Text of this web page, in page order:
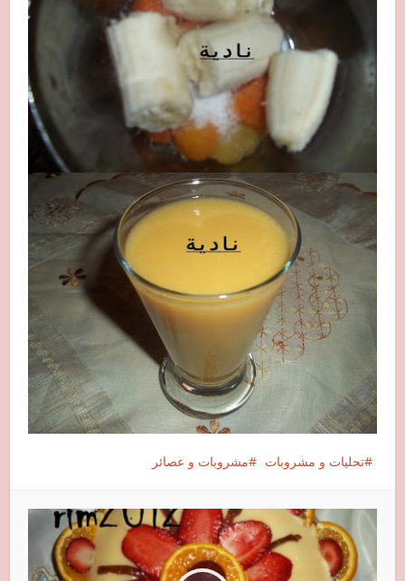
تحليات و مشروبات مشروبات و عصائر